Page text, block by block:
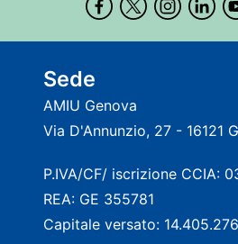
Sede
AMIU Genova
Via D'Annunzio, 27 - 16121
P.IVA/CF/ iscrizione CCIA:
REA: GE 355781
Capitale versato: